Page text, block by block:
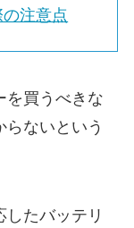
注意点
を買うべきな
ないという
たバッテリ